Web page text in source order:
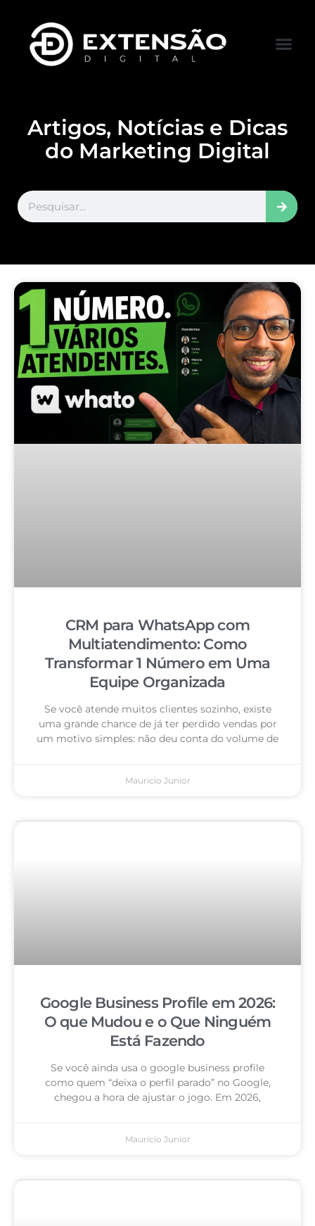
Artigos, Notícias e Dicas
do Marketing Digital
CRM para WhatsApp com
Multiatendimento: Como
Transformar 1 Número em Uma
Equipe Organizada
Se você atende muitos clientes sozinho, existe
uma grande chance de já ter perdido vendas por
um motivo simples: não deu conta do volume de
Mauricio Junior
Google Business Profile em 2026:
O que Mudou e o Que Ninguém
Está Fazendo
Se você ainda usa o google business profile
como quem “deixa o perfil parado” no Google,
chegou a hora de ajustar o jogo. Em 2026,
Mauricio Junior